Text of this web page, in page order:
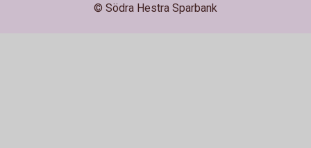
© Södra Hestra Sparbank